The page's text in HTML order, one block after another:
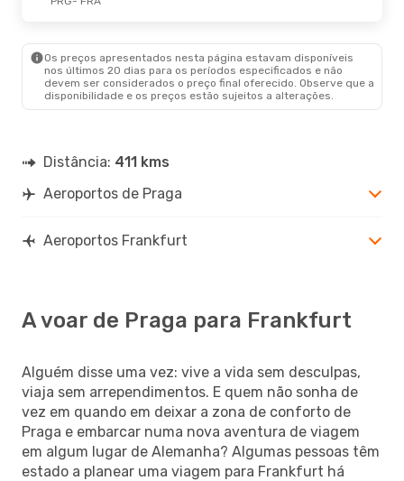
Os preços apresentados nesta página estavam disponíveis
nos últimos 20 dias para os períodos especificados e não
devem ser considerados o preço final oferecido. Observe que a
disponibilidade e os preços estão sujeitos a alterações.
Distância: 411 kms
Aeroportos de Praga
Aeroportos Frankfurt
A voar de Praga para Frankfurt
Alguém disse uma vez: vive a vida sem desculpas,
viaja sem arrependimentos. E quem não sonha de
vez em quando em deixar a zona de conforto de
Praga e embarcar numa nova aventura de viagem
em algum lugar de Alemanha? Algumas pessoas têm
estado a planear uma viagem para Frankfurt há